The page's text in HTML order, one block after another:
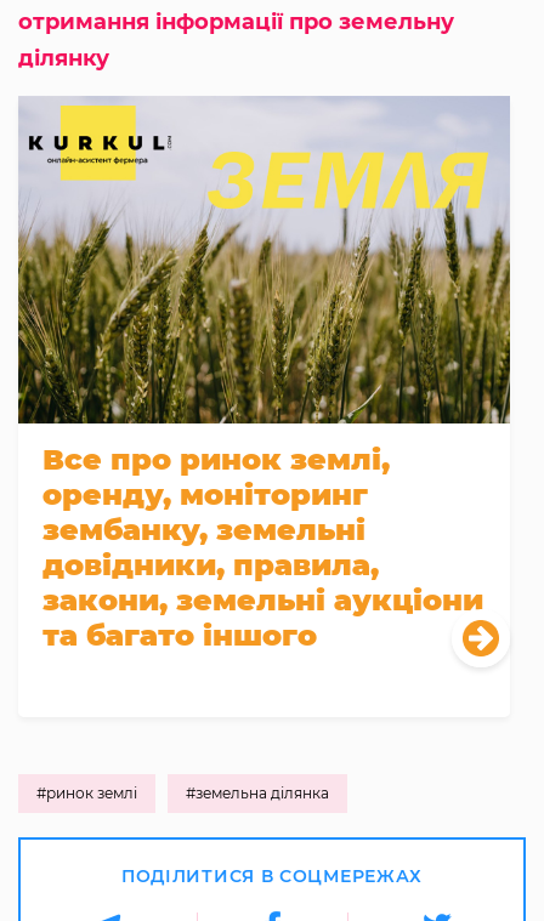
отримання інформації про земельну
ділянку
Все про ринок землі,
оренду, моніторинг
зембанку, земельні
довідники, правила,
закони, земельні аукціони
та багато іншого
#ринок землі #земельна ділянка
ПОДІЛИТИСЯ В СОЦМЕРЕЖАХ